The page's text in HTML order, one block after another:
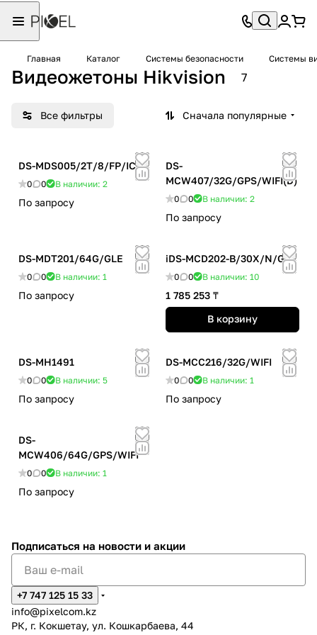
Главная Каталог Системы безопасности Системы
Видеожетоны Hikvision 7
Все фильтры Сначала популярные
DS-MDS005/2T/8/FP/IC
0 0 В наличии: 2
По запросу
DS-
MCW407/32G/GPS/WIFI(D)
0 0 В наличии: 2
По запросу
DS-MDT201/64G/GLE
0 0 В наличии: 1
По запросу
iDS-MCD202-B/30X/N/GLE
0 0 В наличии: 10
1 785 253 ₸
В корзину
DS-MH1491
0 0 В наличии: 5
По запросу
DS-MCC216/32G/WIFI
0 0 В наличии: 1
По запросу
DS-
MCW406/64G/GPS/WIFI
0 0 В наличии: 1
По запросу
Подписаться на новости и акции
+7 747 125 15 33
info@pixelcom.kz
РК, г. Кокшетау, ул. Кошкарбаева, 44